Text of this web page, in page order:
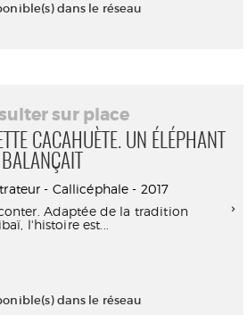
dans le réseau
sur place
CACAHUÈTE. UN ÉLÉPHANT
- Callicéphale - 2017
Adaptée de la tradition
l'histoire est...
dans le réseau